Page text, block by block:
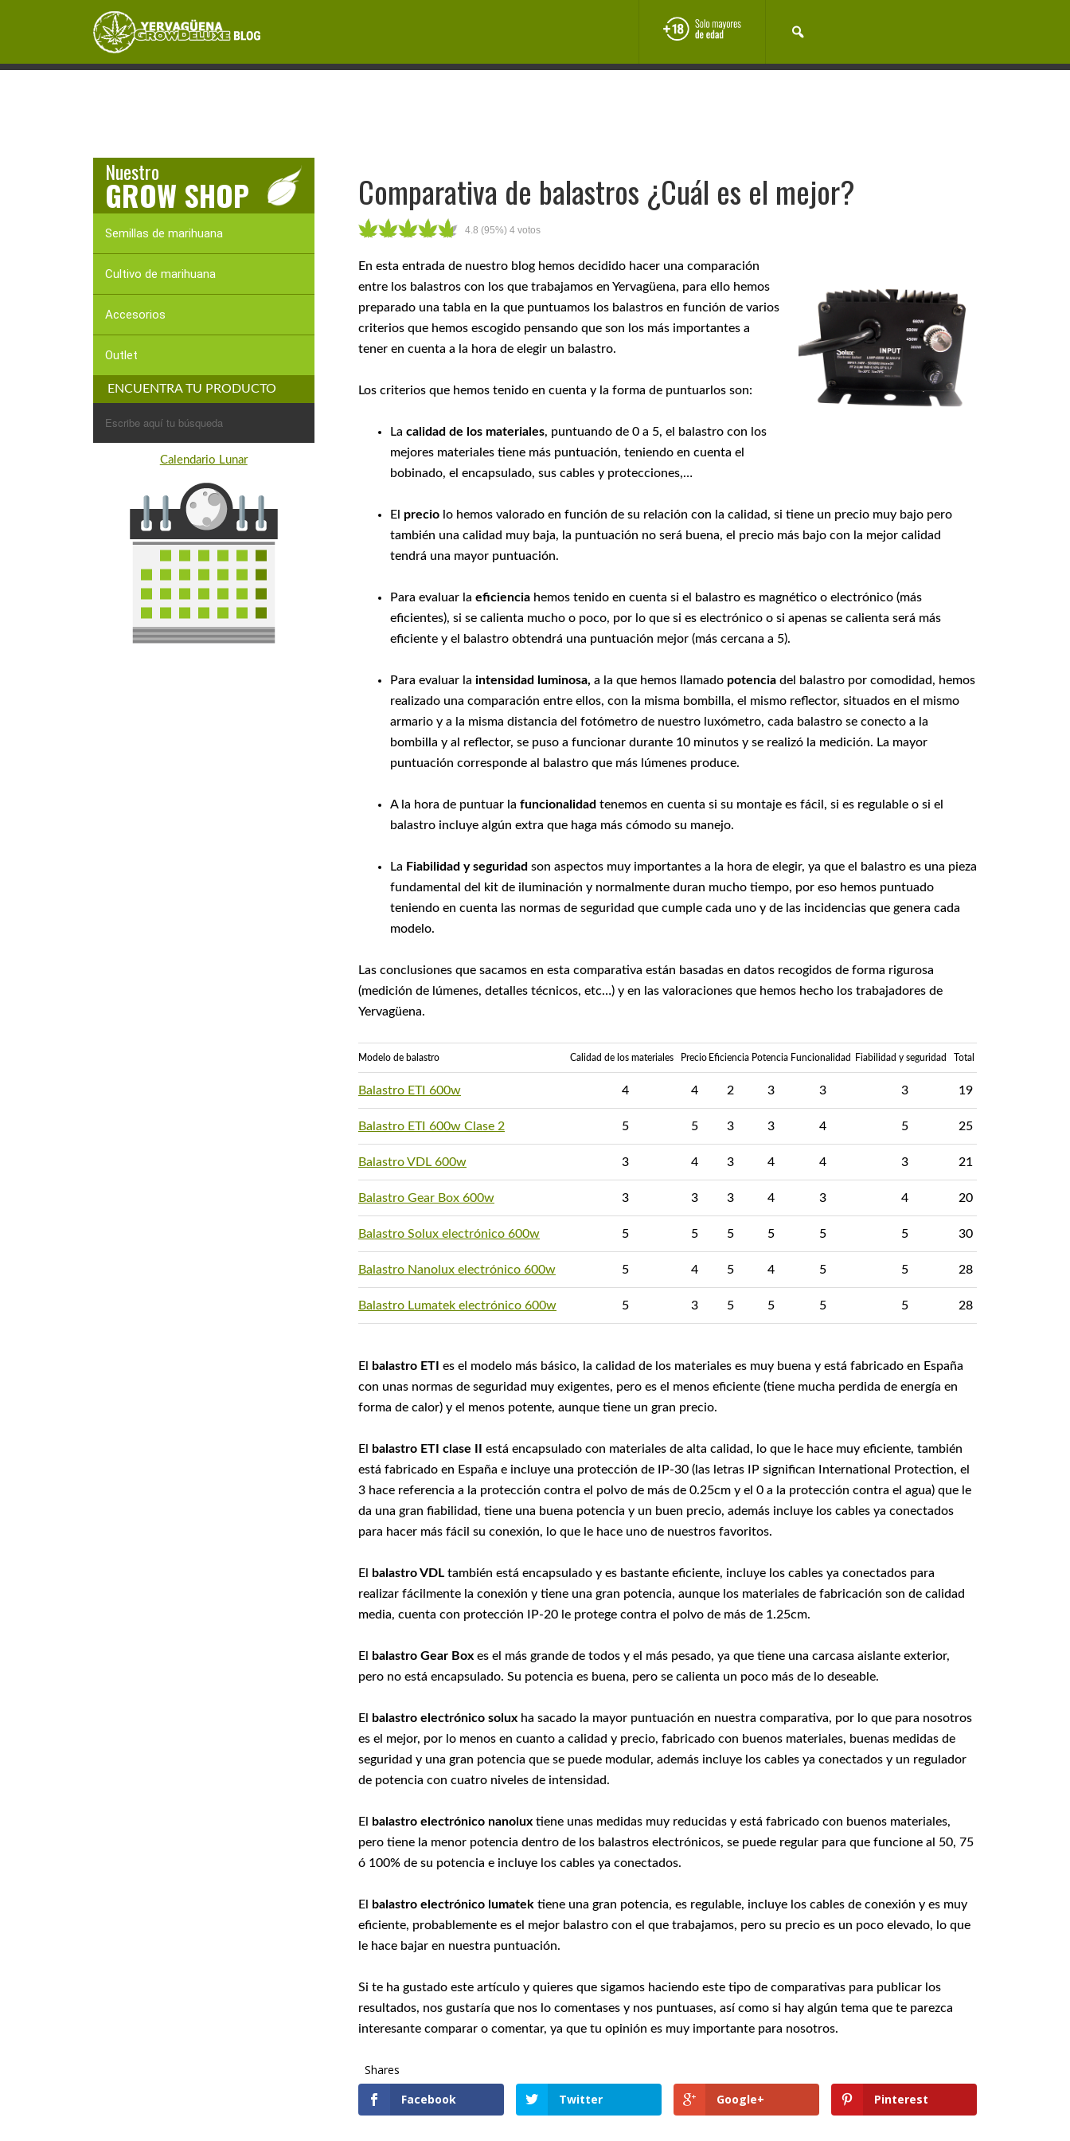
navigation
sidebar
Marihuana medicinal
MANUAL DE CULTIVO
Comparativa de balastros ¿Cuál es el mejor?
4.8 (95%) 4 votos
En esta entrada de nuestro blog hemos decidido hacer una comparación
entre los balastros con los que trabajamos en Yervagüena, para ello hemos
preparado una tabla en la que puntuamos los balastros en función de varios
criterios que hemos escogido pensando que son los más importantes a
tener en cuenta a la hora de elegir un balastro.
Los criterios que hemos tenido en cuenta y la forma de puntuarlos son:
La calidad de los materiales, puntuando de 0 a 5, el balastro con los
mejores materiales tiene más puntuación, teniendo en cuenta el
bobinado, el encapsulado, sus cables y protecciones,…
El precio lo hemos valorado en función de su relación con la calidad, si tiene un precio muy bajo pero
también una calidad muy baja, la puntuación no será buena, el precio más bajo con la mejor calidad
tendrá una mayor puntuación.
Para evaluar la eficiencia hemos tenido en cuenta si el balastro es magnético o electrónico (más
eficientes), si se calienta mucho o poco, por lo que si es electrónico o si apenas se calienta será más
eficiente y el balastro obtendrá una puntuación mejor (más cercana a 5).
Para evaluar la intensidad luminosa, a la que hemos llamado potencia del balastro por comodidad, hemos
realizado una comparación entre ellos, con la misma bombilla, el mismo reflector, situados en el mismo
armario y a la misma distancia del fotómetro de nuestro luxómetro, cada balastro se conecto a la
bombilla y al reflector, se puso a funcionar durante 10 minutos y se realizó la medición. La mayor
puntuación corresponde al balastro que más lúmenes produce.
A la hora de puntuar la funcionalidad tenemos en cuenta si su montaje es fácil, si es regulable o si el
balastro incluye algún extra que haga más cómodo su manejo.
La Fiabilidad y seguridad son aspectos muy importantes a la hora de elegir, ya que el balastro es una pieza
fundamental del kit de iluminación y normalmente duran mucho tiempo, por eso hemos puntuado
teniendo en cuenta las normas de seguridad que cumple cada uno y de las incidencias que genera cada
modelo.
Las conclusiones que sacamos en esta comparativa están basadas en datos recogidos de forma rigurosa
(medición de lúmenes, detalles técnicos, etc…) y en las valoraciones que hemos hecho los trabajadores de
Yervagüena.
Modelo de balastro Calidad de los materiales Precio Eficiencia Potencia Funcionalidad Fiabilidad y seguridad Total
Balastro ETI 600w 4 4 2 3 3 3 19
Balastro ETI 600w Clase 2 5 5 3 3 4 5 25
Balastro VDL 600w 3 4 3 4 4 3 21
Balastro Gear Box 600w 3 3 3 4 3 4 20
Balastro Solux electrónico 600w 5 5 5 5 5 5 30
Balastro Nanolux electrónico 600w 5 4 5 4 5 5 28
Balastro Lumatek electrónico 600w 5 3 5 5 5 5 28
El balastro ETI es el modelo más básico, la calidad de los materiales es muy buena y está fabricado en España
con unas normas de seguridad muy exigentes, pero es el menos eficiente (tiene mucha perdida de energía en
forma de calor) y el menos potente, aunque tiene un gran precio.
El balastro ETI clase II
está encapsulado con materiales de alta calidad, lo que le hace muy eficiente, también
está fabricado en España e incluye una protección de IP-30 (las letras IP significan International Protection, el
3 hace referencia a la protección contra el polvo de más de 0.25cm y el 0 a la protección contra el agua) que le
da una gran fiabilidad, tiene una buena potencia y un buen precio, además incluye los cables ya conectados
para hacer más fácil su conexión, lo que le hace uno de nuestros favoritos.
El balastro VDL también está encapsulado y es bastante eficiente, incluye los cables ya conectados para
realizar fácilmente la conexión y tiene una gran potencia, aunque los materiales de fabricación son de calidad
media, cuenta con protección IP-20 le protege contra el polvo de más de 1.25cm.
El balastro Gear Box es el más grande de todos y el más pesado, ya que tiene una carcasa aislante exterior,
pero no está encapsulado. Su potencia es buena, pero se calienta un poco más de lo deseable.
El balastro electrónico solux ha sacado la mayor puntuación en nuestra comparativa, por lo que para nosotros
es el mejor, por lo menos en cuanto a calidad y precio, fabricado con buenos materiales, buenas medidas de
seguridad y una gran potencia que se puede modular, además incluye los cables ya conectados y un regulador
de potencia con cuatro niveles de intensidad.
El balastro electrónico nanolux tiene unas medidas muy reducidas y está fabricado con buenos materiales,
pero tiene la menor potencia dentro de los balastros electrónicos, se puede regular para que funcione al 50, 75
ó 100% de su potencia e incluye los cables ya conectados.
El balastro electrónico lumatek tiene una gran potencia, es regulable, incluye los cables de conexión y es muy
eficiente, probablemente es el mejor balastro con el que trabajamos, pero su precio es un poco elevado, lo que
le hace bajar en nuestra puntuación.
Si te ha gustado este artículo y quieres que sigamos haciendo este tipo de comparativas para publicar los
resultados, nos gustaría que nos lo comentases y nos puntuases, así como si hay algún tema que te parezca
interesante comparar o comentar, ya que tu opinión es muy importante para nosotros.
Shares
Facebook
Twitter Google+ Pinterest
Nuestro
GROW SHOP
Semillas de marihuana
Cultivo de marihuana
Accesorios
Outlet
ENCUENTRA TU PRODUCTO
Calendario Lunar